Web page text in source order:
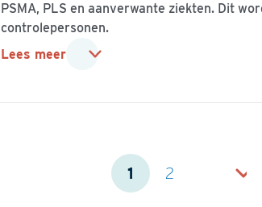
PSMA, PLS en aanverwante ziekten. Dit
controlepersonen.
Lees meer
1 2